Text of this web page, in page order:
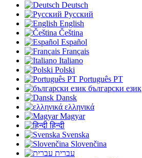
Deutsch
Русский
English
Čeština
Español
Français
Italiano
Polski
Português PT
български език
Dansk
ελληνικά
Magyar
हिन्दी
Svenska
Slovenčina
עברית